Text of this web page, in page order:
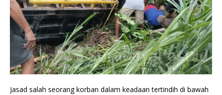
Jasad salah seorang korban dalam keadaan tertindih di bawah